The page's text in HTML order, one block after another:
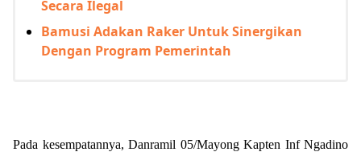
Secara Ilegal
Bamusi Adakan Raker Untuk Sinergikan
Dengan Program Pemerintah
Pada kesempatannya, Danramil 05/Mayong Kapten Inf Ngadino